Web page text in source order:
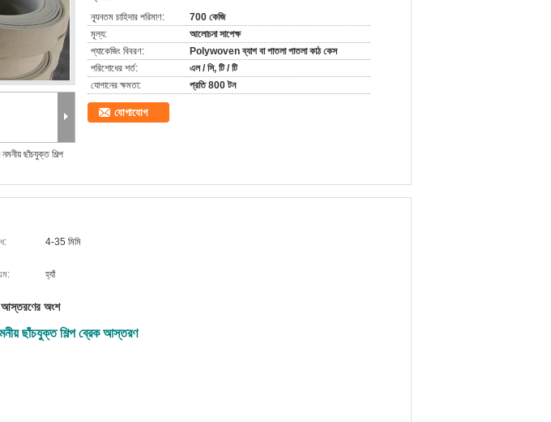
ছাঁচযুক্ত শিল্প
ন্যূনতম চাহিদার পরিমাণ:
700 কেজি
মূল্য:
আলোচনা সাপেক্ষ
প্যাকেজিং বিবরণ:
Polywoven ব্যাগ বা পাতলা পাতলা কাঠ কেস
পরিশোধের শর্ত:
এল / সি, টি / টি
যোগানের ক্ষমতা:
প্রতি 800 টন
যোগাযোগ
4-35 মিমি
হ্যাঁ
আস্তরণের অংশ
ছাঁচযুক্ত শিল্প ব্রেক আস্তরণ